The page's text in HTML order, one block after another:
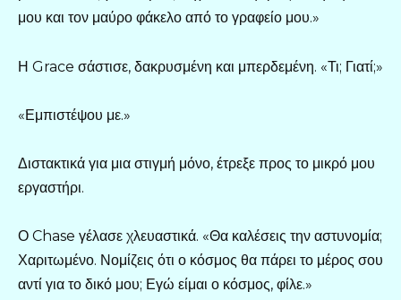
μου και τον μαύρο φάκελο από το γραφείο μου.»
Η Grace σάστισε, δακρυσμένη και μπερδεμένη. «Τι; Γιατί;»
«Εμπιστέψου με.»
Διστακτικά για μια στιγμή μόνο, έτρεξε προς το μικρό μου
εργαστήρι.
Ο Chase γέλασε χλευαστικά. «Θα καλέσεις την αστυνομία;
Χαριτωμένο. Νομίζεις ότι ο κόσμος θα πάρει το μέρος σου
αντί για το δικό μου; Εγώ είμαι ο κόσμος, φίλε.»